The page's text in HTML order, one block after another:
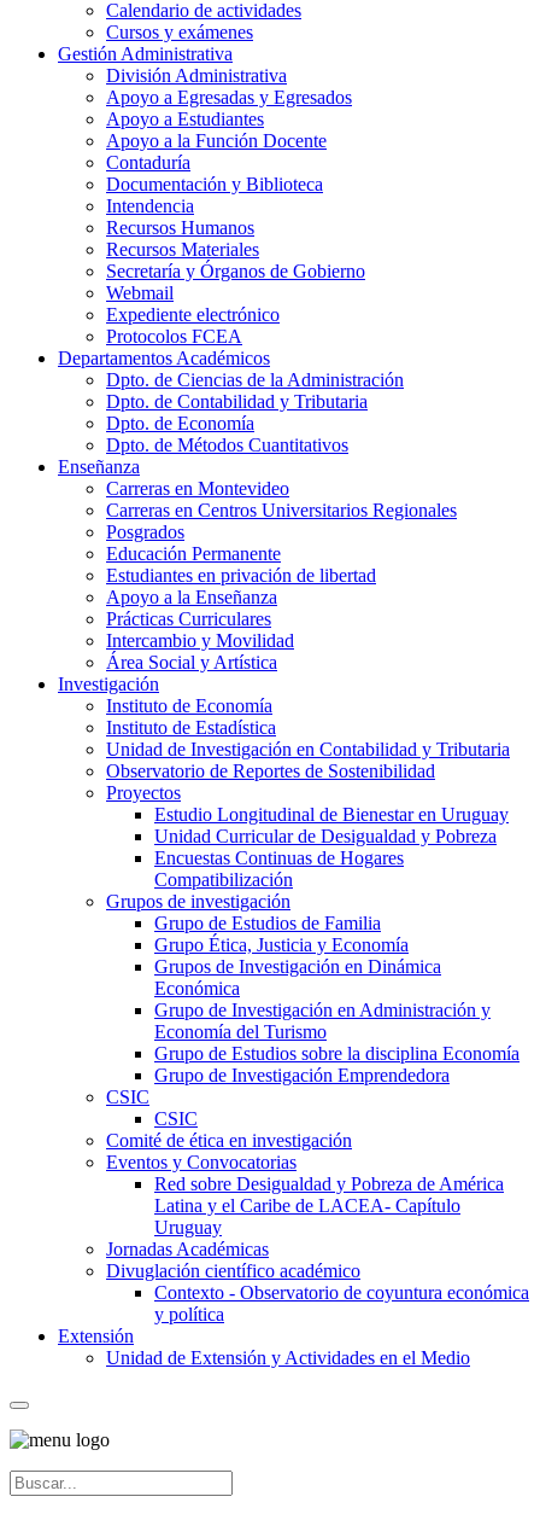
Calendario de actividades
Cursos y exámenes
Gestión Administrativa
División Administrativa
Apoyo a Egresadas y Egresados
Apoyo a Estudiantes
Apoyo a la Función Docente
Contaduría
Documentación y Biblioteca
Intendencia
Recursos Humanos
Recursos Materiales
Secretaría y Órganos de Gobierno
Webmail
Expediente electrónico
Protocolos FCEA
Departamentos Académicos
Dpto. de Ciencias de la Administración
Dpto. de Contabilidad y Tributaria
Dpto. de Economía
Dpto. de Métodos Cuantitativos
Enseñanza
Carreras en Montevideo
Carreras en Centros Universitarios Regionales
Posgrados
Educación Permanente
Estudiantes en privación de libertad
Apoyo a la Enseñanza
Prácticas Curriculares
Intercambio y Movilidad
Área Social y Artística
Investigación
Instituto de Economía
Instituto de Estadística
Unidad de Investigación en Contabilidad y Tributaria
Observatorio de Reportes de Sostenibilidad
Proyectos
Estudio Longitudinal de Bienestar en Uruguay
Unidad Curricular de Desigualdad y Pobreza
Encuestas Continuas de Hogares
Compatibilización
Grupos de investigación
Grupo de Estudios de Familia
Grupo Ética, Justicia y Economía
Grupos de Investigación en Dinámica
Económica
Grupo de Investigación en Administración y
Economía del Turismo
Grupo de Estudios sobre la disciplina Economía
Grupo de Investigación Emprendedora
CSIC
CSIC
Comité de ética en investigación
Eventos y Convocatorias
Red sobre Desigualdad y Pobreza de América
Latina y el Caribe de LACEA- Capítulo
Uruguay
Jornadas Académicas
Divuglación científico académico
Contexto - Observatorio de coyuntura económica
y política
Extensión
Unidad de Extensión y Actividades en el Medio